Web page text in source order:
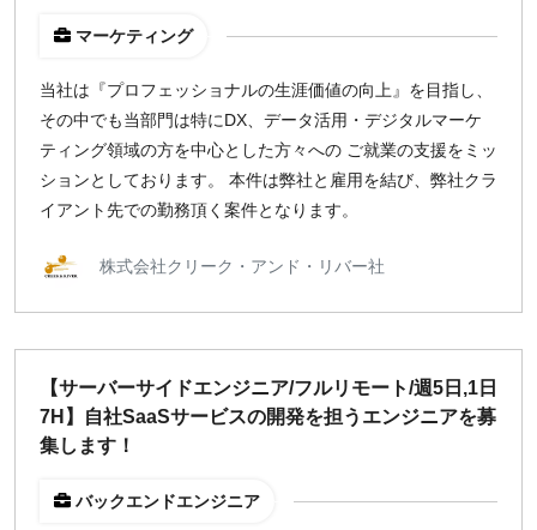
マーケティング
当社は『プロフェッショナルの生涯価値の向上』を目指し、
その中でも当部門は特にDX、データ活用・デジタルマーケ
ティング領域の方を中心とした方々への ご就業の支援をミッ
ションとしております。 本件は弊社と雇用を結び、弊社クラ
イアント先での勤務頂く案件となります。
株式会社クリーク・アンド・リバー社
【サーバーサイドエンジニア/フルリモート/週5日,1日
7H】自社SaaSサービスの開発を担うエンジニアを募
集します！
バックエンドエンジニア